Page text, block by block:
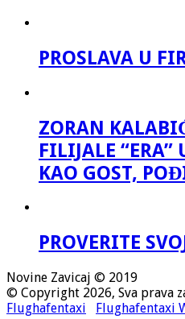
PROSLAVA U
ZORAN
FILIJALE “ERA”
KAO GOST,
PROVERITE
Novine Zavicaj © 2019
© Copyright 2026, Sva prava
Flughafentaxi
Flughafentaxi